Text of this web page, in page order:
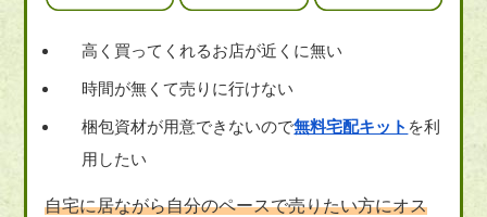
高く買ってくれるお店が近くに無い
時間が無くて売りに行けない
梱包資材が用意できないので無料宅配キット を利
用したい
自宅に居ながら自分のペースで売りたい方にオス